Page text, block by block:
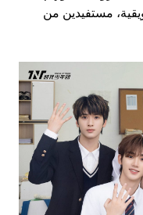
مستفيدين من